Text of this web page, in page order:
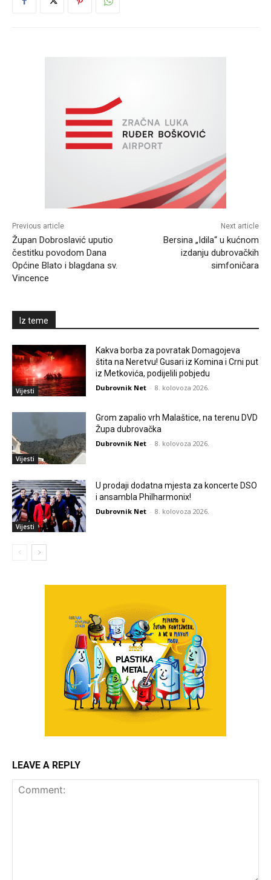
Previous article
Župan Dobroslavić uputio
čestitku povodom Dana
Općine Blato i blagdana sv.
Vincence
Next article
Bersina „Idila“ u kućnom
izdanju dubrovačkih
simfoničara
Iz teme
Vijesti
Kakva borba za povratak Domagojeva
štita na Neretvu! Gusari iz Komina i Crni put
iz Metkovića, podijelili pobjedu
Dubrovnik Net - 8. kolovoza 2026.
Vijesti
Grom zapalio vrh Malaštice, na terenu DVD
Župa dubrovačka
Dubrovnik Net - 8. kolovoza 2026.
Vijesti
U prodaji dodatna mjesta za koncerte DSO
i ansambla Philharmonix!
Dubrovnik Net - 8. kolovoza 2026.
LEAVE A REPLY